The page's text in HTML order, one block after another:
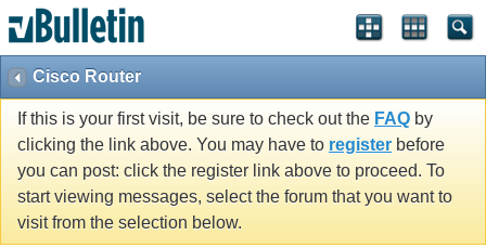
Cisco Router
If this is your first visit, be sure to check out the FAQ by
clicking the link above. You may have to register before
you can post: click the register link above to proceed. To
start viewing messages, select the forum that you want to
visit from the selection below.